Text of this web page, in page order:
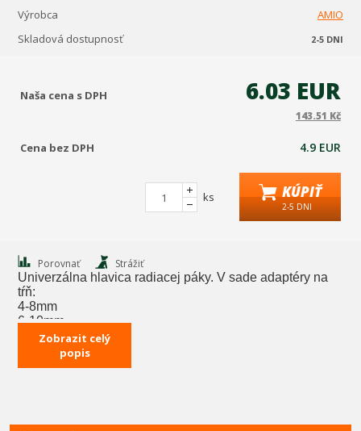
Výrobca
AMIO
Skladová dostupnosť
2-5 DNI
Naša cena s DPH 6.03 EUR
143.51 Kč
Cena bez DPH 4.9 EUR
ks KÚPIŤ
2-5 DNI
Porovnať
Strážiť
Univerzálna hlavica radiacej páky. V sade adaptéry na
tŕň:
4-8mm
6-10mm
9-11mm
Zobrazit celý
popis